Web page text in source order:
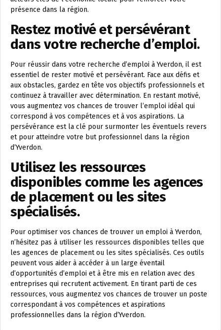
présence dans la région.
Restez motivé et persévérant
dans votre recherche d’emploi.
Pour réussir dans votre recherche d’emploi à Yverdon, il est
essentiel de rester motivé et persévérant. Face aux défis et
aux obstacles, gardez en tête vos objectifs professionnels et
continuez à travailler avec détermination. En restant motivé,
vous augmentez vos chances de trouver l’emploi idéal qui
correspond à vos compétences et à vos aspirations. La
persévérance est la clé pour surmonter les éventuels revers
et pour atteindre votre but professionnel dans la région
d’Yverdon.
Utilisez les ressources
disponibles comme les agences
de placement ou les sites
spécialisés.
Pour optimiser vos chances de trouver un emploi à Yverdon,
n’hésitez pas à utiliser les ressources disponibles telles que
les agences de placement ou les sites spécialisés. Ces outils
peuvent vous aider à accéder à un large éventail
d’opportunités d’emploi et à être mis en relation avec des
entreprises qui recrutent activement. En tirant parti de ces
ressources, vous augmentez vos chances de trouver un poste
correspondant à vos compétences et aspirations
professionnelles dans la région d’Yverdon.